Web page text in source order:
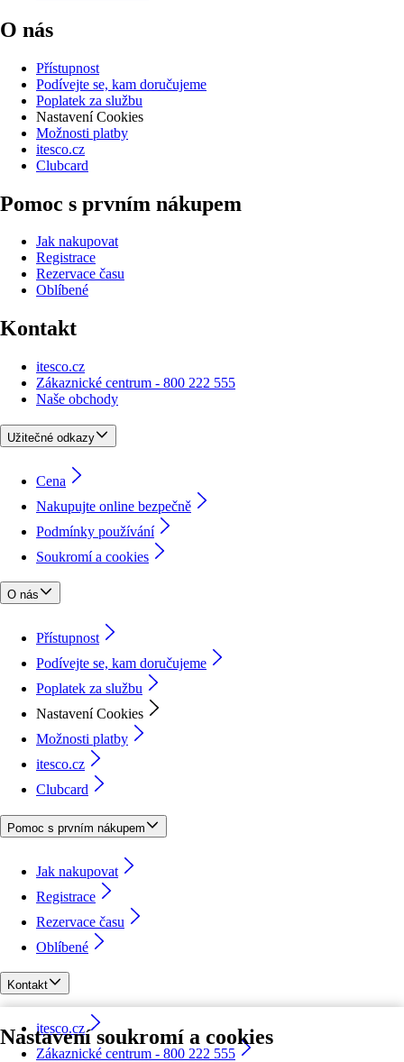
Nastavení soukromí a cookies
O nás
Přístupnost
Podívejte se, kam doručujeme
Poplatek za službu
Nastavení Cookies
Možnosti platby
itesco.cz
Clubcard
Pomoc s prvním nákupem
Jak nakupovat
Registrace
Rezervace času
Oblíbené
Kontakt
itesco.cz
Zákaznické centrum - 800 222 555
Naše obchody
Užitečné odkazy
Cena
Nakupujte online bezpečně
Podmínky používání
Soukromí a cookies
O nás
Přístupnost
Podívejte se, kam doručujeme
Poplatek za službu
Nastavení Cookies
Možnosti platby
itesco.cz
Clubcard
Pomoc s prvním nákupem
Jak nakupovat
Registrace
Rezervace času
Oblíbené
Kontakt
itesco.cz
Zákaznické centrum - 800 222 555